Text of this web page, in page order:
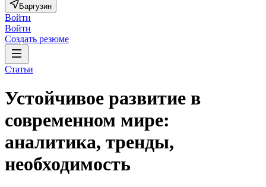
Баргузин
Войти
Войти
Создать резюме
Статьи
Устойчивое развитие в
современном мире:
аналитика, тренды,
необходимость